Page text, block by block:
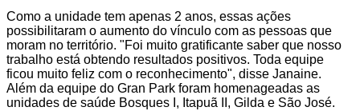
Como a unidade tem apenas 2 anos, essas ações
possibilitaram o aumento do vínculo com as pessoas que
moram no território. "Foi muito gratificante saber que nosso
trabalho está obtendo resultados positivos. Toda equipe
ficou muito feliz com o reconhecimento", disse Janaine.
Além da equipe do Gran Park foram homenageadas as
unidades de saúde Bosques I, Itapuã II, Gilda e São José.